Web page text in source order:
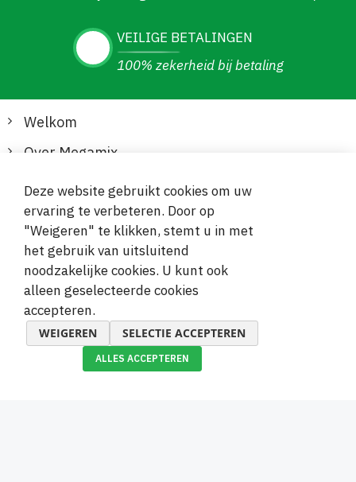
VEILIGE BETALINGEN
100% zekerheid bij betaling
Welkom
Over Megamix
Informatie
Klantenservice
Veilige en gemakkelijke betalingen
Deze website gebruikt cookies om uw
ervaring te verbeteren. Door op
"Weigeren" te klikken, stemt u in met
het gebruik van uitsluitend
noodzakelijke cookies. U kunt ook
alleen geselecteerde cookies
accepteren.
WEIGEREN SELECTIE ACCEPTEREN
ALLES ACCEPTEREN